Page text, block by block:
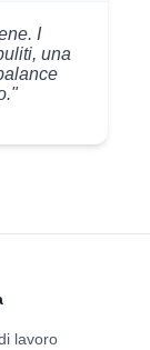
I
una
lavoro